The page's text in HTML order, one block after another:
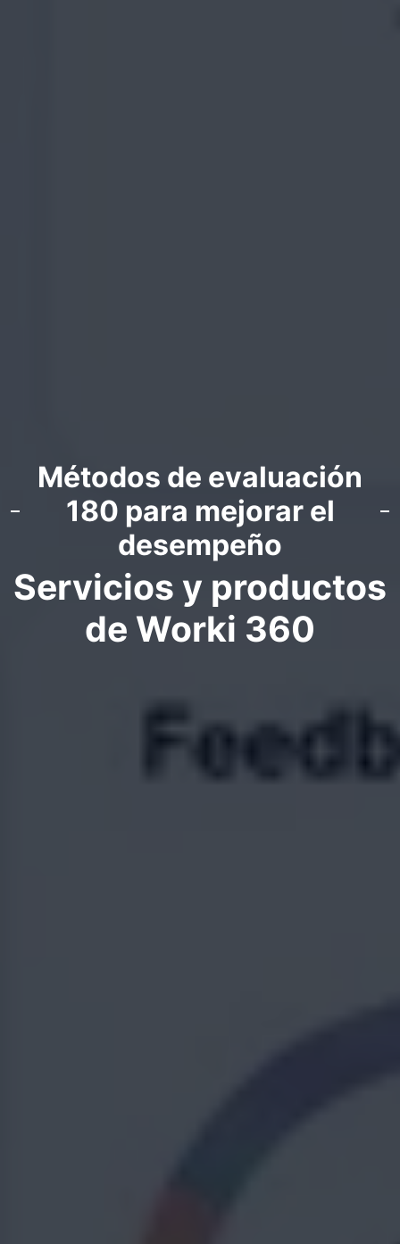
Métodos de evaluación
180 para mejorar el
desempeño
Servicios y productos
de Worki 360